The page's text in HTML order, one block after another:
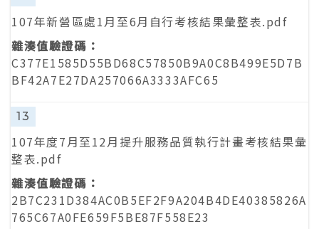
107年新營區處1月至6月自行考核結果彙整表.pdf
C377E1585D55BD68C57850B9A0C8B499E5D7B
BF42A7E27DA257066A3333AFC65
13
107年度7月至12月提升服務品質執行計畫考核結果彙
整表.pdf
2B7C231D384AC0B5EF2F9A204B4DE40385826A
765C67A0FE659F5BE87F558E23